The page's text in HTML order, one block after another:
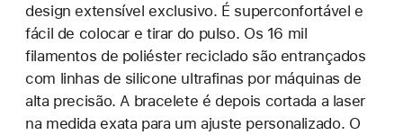
design extensível exclusivo. É superconfortável e
fácil de colocar e tirar do pulso. Os 16 mil
filamentos de poliéster reciclado são entrançados
com linhas de silicone ultrafinas por máquinas de
alta precisão. A bracelete é depois cortada a laser
na medida exata para um ajuste personalizado. O